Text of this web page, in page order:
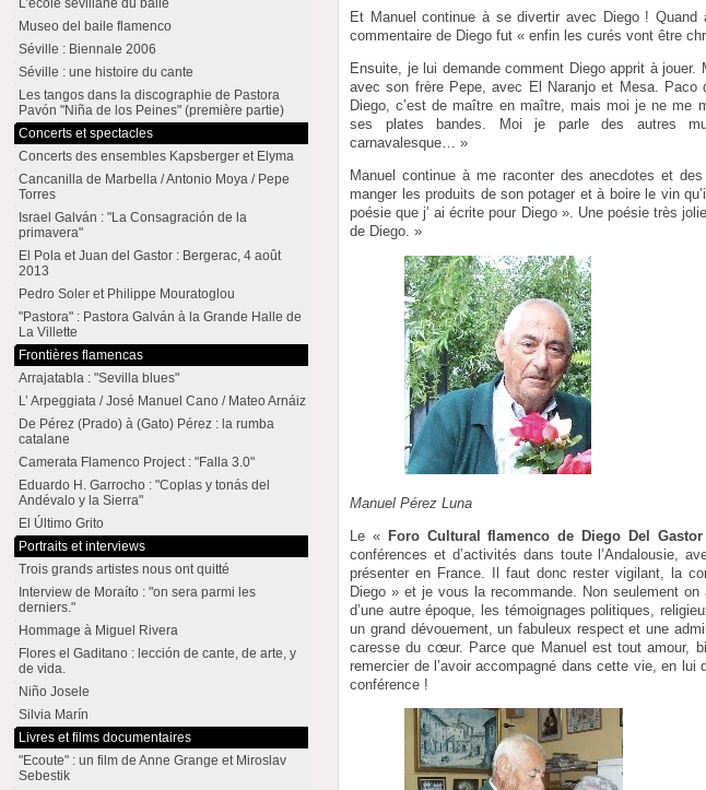
Et Manuel continue à se divertir avec Diego !
commentaire de Diego fut « enfin les curés vont être
Ensuite, je lui demande comment Diego apprit à
avec son frère Pepe, avec El Naranjo et Mesa. Paco
Diego, c’est de maître en maître, mais moi je ne me
ses plates bandes. Moi je parle des autres
carnavalesque… »
Manuel continue à me raconter des anecdotes et
manger les produits de son potager et à boire le vin
poésie que j’ ai écrite pour Diego ». Une poésie très
de Diego. »
Manuel Pérez Luna
Le « Foro Cultural flamenco de Diego Del Gastor
conférences et d’activités dans toute l’Andalousie,
présenter en France. Il faut donc rester vigilant, la
Diego » et je vous la recommande. Non seulement
d’une autre époque, les témoignages politiques,
un grand dévouement, un fabuleux respect et une
caresse du cœur. Parce que Manuel est tout amour,
remercier de l’avoir accompagné dans cette vie, en
conférence !
L’école sévillane du baile
Museo del baile flamenco
Séville : Biennale 2006
Séville : une histoire du cante
Les tangos dans la discographie de Pastora
Pavón "Niña de los Peines" (première partie)
Concerts et spectacles
Concerts des ensembles Kapsberger et Elyma
Cancanilla de Marbella / Antonio Moya / Pepe
Torres
Israel Galván : "La Consagración de la
primavera"
El Pola et Juan del Gastor : Bergerac, 4 août
2013
Pedro Soler et Philippe Mouratoglou
"Pastora" : Pastora Galván à la Grande Halle de
La Villette
Frontières flamencas
Arrajatabla : "Sevilla blues"
L’ Arpeggiata / José Manuel Cano / Mateo Arnáiz
De Pérez (Prado) à (Gato) Pérez : la rumba
catalane
Camerata Flamenco Project : "Falla 3.0"
Eduardo H. Garrocho : "Coplas y tonás del
Andévalo y la Sierra"
El Último Grito
Portraits et interviews
Trois grands artistes nous ont quitté
Interview de Moraíto : "on sera parmi les
derniers."
Hommage à Miguel Rivera
Flores el Gaditano : lección de cante, de arte, y
de vida.
Niño Josele
Silvia Marín
Livres et films documentaires
"Ecoute" : un film de Anne Grange et Miroslav
Sebestik